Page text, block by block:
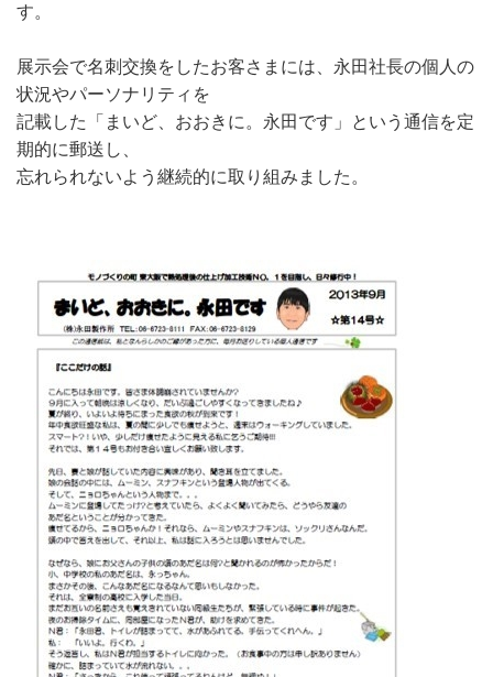
す。
展示会で名刺交換をしたお客さまには、永田社長の個人の
状況やパーソナリティを
記載した「まいど、おおきに。永田です」という通信を定
期的に郵送し、
忘れられないよう継続的に取り組みました。